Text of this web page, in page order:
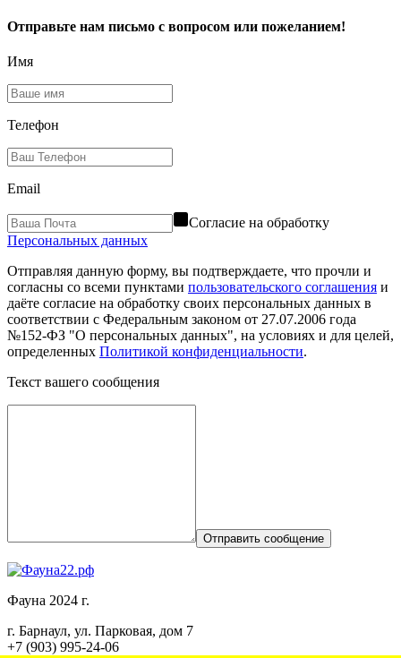
Отправьте нам письмо с вопросом или пожеланием!
Имя
Телефон
Email
Согласие на обработку
Персональных данных
Отправляя данную форму, вы подтверждаете, что прочли и
согласны со всеми пунктами пользовательского соглашения и
даёте согласие на обработку своих персональных данных в
соответствии с Федеральным законом от 27.07.2006 года
№152-ФЗ "О персональных данных", на условиях и для целей,
определенных Политикой конфиденциальности.
Текст вашего сообщения
Отправить сообщение
Фауна 2024 г.
г. Барнаул, ул. Парковая, дом 7
+7 (903) 995-24-06